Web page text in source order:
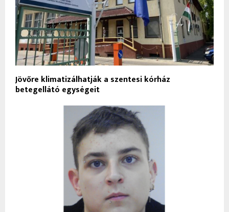
Jövőre klimatizálhatják a szentesi kórház
betegellátó egységeit